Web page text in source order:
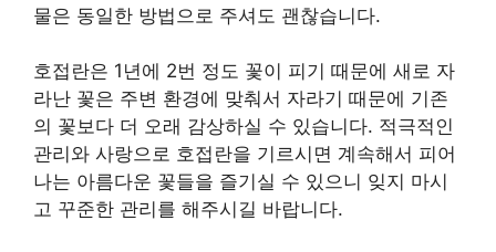
물은 동일한 방법으로 주셔도 괜찮습니다.
호접란은 1년에 2번 정도 꽃이 피기 때문에 새로 자
라난 꽃은 주변 환경에 맞춰서 자라기 때문에 기존
의 꽃보다 더 오래 감상하실 수 있습니다. 적극적인
관리와 사랑으로 호접란을 기르시면 계속해서 피어
나는 아름다운 꽃들을 즐기실 수 있으니 잊지 마시
고 꾸준한 관리를 해주시길 바랍니다.